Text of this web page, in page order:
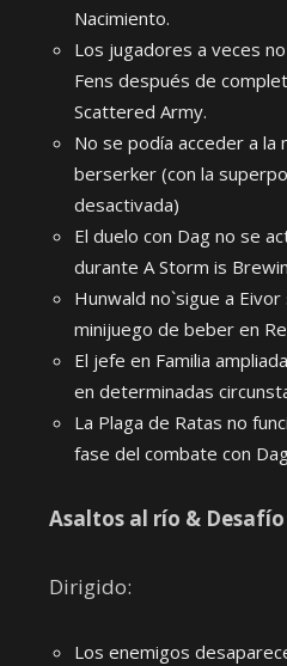
Nacimiento.
Los jugadores a veces
Fens después de
Scattered Army.
No se podía acceder a la
berserker (con la
desactivada)
El duelo con Dag no se
durante A Storm is
Hunwald no`sigue a
minijuego de beber en
El jefe en Familia
en determinadas
La Plaga de Ratas no
fase del combate con
Asaltos al río &
Dirigido:
Los enemigos